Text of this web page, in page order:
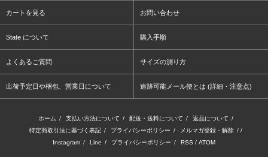
カートを見る お問い合わせ
State について 購入手順
よくあるご質問 サイズの測り方
出荷予定日や梱包、営業日について 追跡可能メール便とは (詳細・注意点)
ホーム / 支払い方法について / 配送・送料について / 返品について /
特定商取引法に基づく表記 / プライバシーポリシー / メルマガ登録・解除 / /
Instagram / Line / プライバシーポリシー / RSS / ATOM